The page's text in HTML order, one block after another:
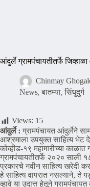
आंदुर्ले ग्रामपंचायतीतर्फे
Chinmay
News, बातम्या, सिंधुदुर्ग
Views: 15
आंदुर्ले : ग्रामपंचायत आंदुर्लेने
आश्रमाला उपयुक्त साहित्य भेट
कोव्हीड-१९ महामारीच्या
ग्रामपंचायतीतर्फे २०२० साली
प्रकारचे नवीन साहित्य खरेदी
हे साहित्य वापरात नसल्याने, ते
व्हावे या उदात्त हेतूने ग्रामपंचायत